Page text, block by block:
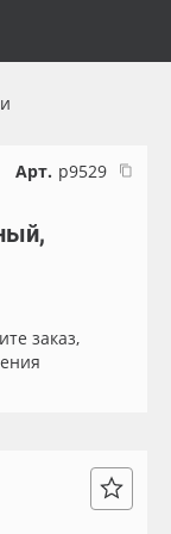
Арт. р9529
заказ,